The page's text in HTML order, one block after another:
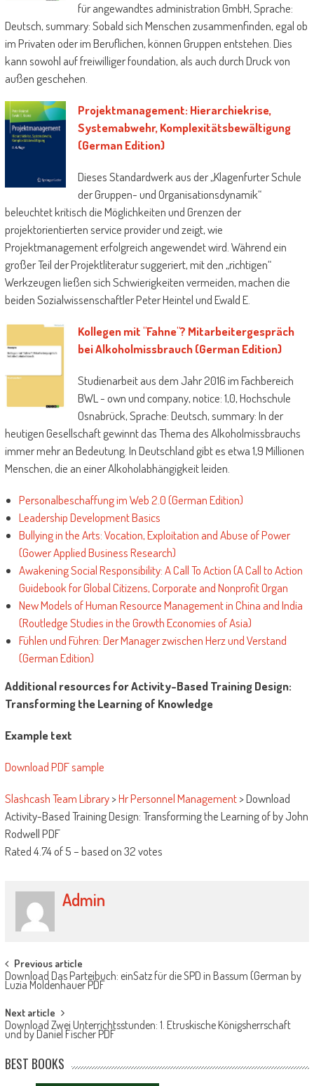
für angewandtes administration GmbH, Sprache:
Deutsch, summary: Sobald sich Menschen zusammenfinden, egal ob
im Privaten oder im Beruflichen, können Gruppen entstehen. Dies
kann sowohl auf freiwilliger foundation, als auch durch Druck von
außen geschehen.
Projektmanagement: Hierarchiekrise,
Systemabwehr, Komplexitätsbewältigung
(German Edition)
Dieses Standardwerk aus der „Klagenfurter Schule
der Gruppen- und Organisationsdynamik“
beleuchtet kritisch die Möglichkeiten und Grenzen der
projektorientierten service provider und zeigt, wie
Projektmanagement erfolgreich angewendet wird. Während ein
großer Teil der Projektliteratur suggeriert, mit den „richtigen“
Werkzeugen ließen sich Schwierigkeiten vermeiden, machen die
beiden Sozialwissenschaftler Peter Heintel und Ewald E.
Kollegen mit "Fahne"? Mitarbeitergespräch
bei Alkoholmissbrauch (German Edition)
Studienarbeit aus dem Jahr 2016 im Fachbereich
BWL - own und company, notice: 1,0, Hochschule
Osnabrück, Sprache: Deutsch, summary: In der
heutigen Gesellschaft gewinnt das Thema des Alkoholmissbrauchs
immer mehr an Bedeutung. In Deutschland gibt es etwa 1,9 Millionen
Menschen, die an einer Alkoholabhängigkeit leiden.
Personalbeschaffung im Web 2.0 (German Edition)
Leadership Development Basics
Bullying in the Arts: Vocation, Exploitation and Abuse of Power
(Gower Applied Business Research)
Awakening Social Responsibility: A Call To Action (A Call to Action
Guidebook for Global Citizens, Corporate and Nonprofit Organ
New Models of Human Resource Management in China and India
(Routledge Studies in the Growth Economies of Asia)
Fühlen und Führen: Der Manager zwischen Herz und Verstand
(German Edition)
Additional resources for Activity-Based Training Design:
Transforming the Learning of Knowledge
Example text
Download PDF sample
Slashcash Team Library>Hr Personnel Management>Download
Activity-Based Training Design: Transforming the Learning of by John
Rodwell PDF
Rated4.74of5– based on32votes
Admin
Post navigation
Previous article
Download Das Parteibuch: einSatz für die SPD in Bassum (German by
Luzia Moldenhauer PDF
Next article
Download Zwei Unterrichtsstunden: 1. Etruskische Königsherrschaft
und by Daniel Fischer PDF
BEST BOOKS